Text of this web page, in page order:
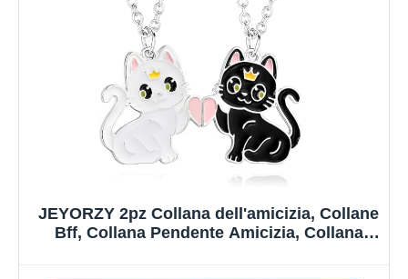
JEYORZY 2pz Collana dell'amicizia, Collane
Bff, Collana Pendente Amicizia, Collana